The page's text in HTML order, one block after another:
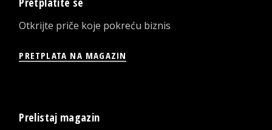
Otkrijte priče koje pokreću biznis
PRETPLATA NA MAGAZIN
Prelistaj magazin